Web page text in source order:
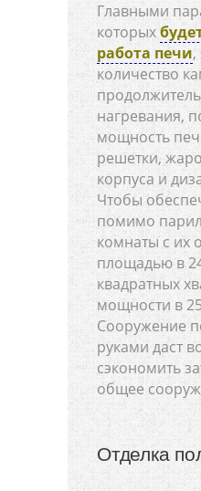
Главными
которых
работа печи,
количество
нагревания,
мощность
решетки,
корпуса и
Чтобы
помимо
комнаты с их
площадью в
квадратных
мощности в
Сооружение
руками даст
сэкономить
общее
Отделка